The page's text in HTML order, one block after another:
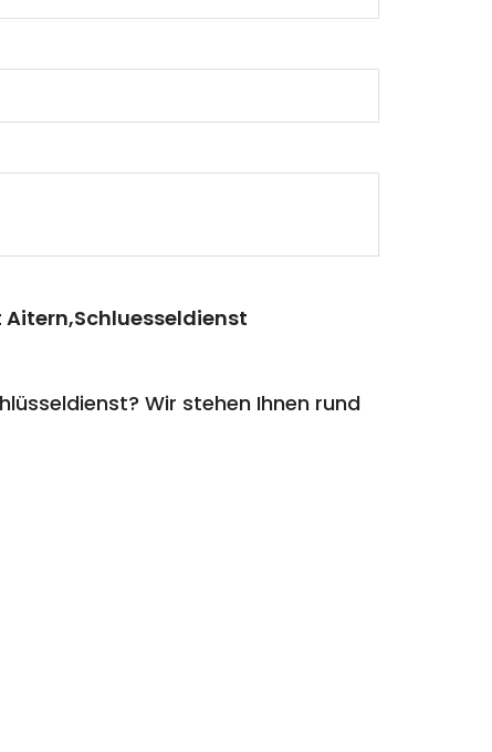
Wir stehen Ihnen rund